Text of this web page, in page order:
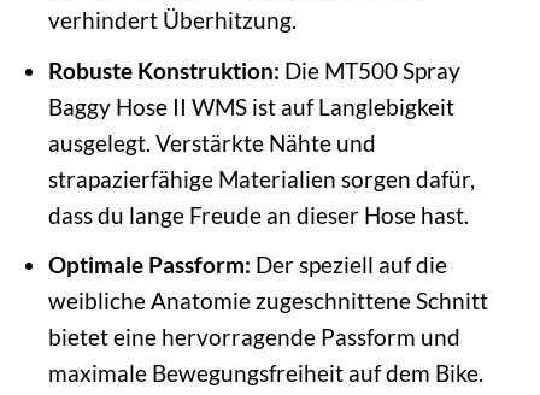
verhindert Überhitzung.
Robuste Konstruktion: Die MT500 Spray
Baggy Hose II WMS ist auf Langlebigkeit
ausgelegt. Verstärkte Nähte und
strapazierfähige Materialien sorgen dafür,
dass du lange Freude an dieser Hose hast.
Optimale Passform: Der speziell auf die
weibliche Anatomie zugeschnittene Schnitt
bietet eine hervorragende Passform und
maximale Bewegungsfreiheit auf dem Bike.